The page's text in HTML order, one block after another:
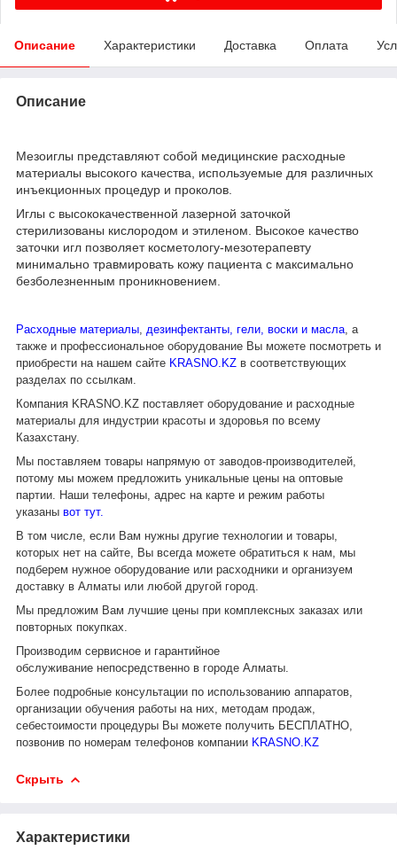
Описание Характеристики Доставка Оплата
Описание
Мезоиглы представляют собой медицинские расходные
материалы высокого качества, используемые для различных
инъекционных процедур и проколов.
Иглы с высококачественной лазерной заточкой
стерилизованы кислородом и этиленом. Высокое качество
заточки игл позволяет косметологу-мезотерапевту
минимально травмировать кожу пациента с максимально
безболезненным проникновением.
Расходные материалы дезинфектанты, гели, воски и масла , а
также и профессиональное оборудование Вы можете посмотреть и
приобрести на нашем сайте KRASNO.KZ в соответствующих
разделах по ссылкам.
Компания KRASNO KZ поставляет оборудование и расходные
материалы для индустрии красоты и здоровья по всему
Казахстану.
Мы поставляем товары напрямую от заводов-производителей,
потому мы можем предложить уникальные цены на оптовые
партии. Наши телефоны, адрес на карте и режим работы
указаны вот тут.
В том числе, если Вам нужны другие технологии и товары,
которых нет на сайте, Вы всегда можете обратиться к нам, мы
подберем нужное оборудование или расходники и организуем
доставку в Алматы или любой другой город.
Мы предложим Вам лучшие цены при комплексных заказах или
повторных покупках.
Производим сервисное и гарантийное
обслуживание непосредственно в городе Алматы.
Более подробные консультации по использованию аппаратов,
организации обучения работы на них, методам продаж,
себестоимости процедуры Вы можете получить БЕСПЛАТНО,
позвонив по номерам телефонов компании KRASNO.KZ
Скрыть
Характеристики